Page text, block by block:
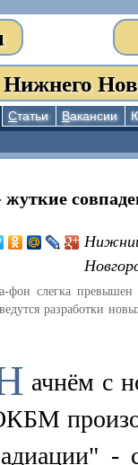
Нижнего
Статьи Вакансии
фон слегка
разработки
ачнём с
-